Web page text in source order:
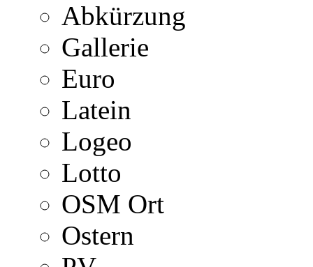
Abkürzung
Gallerie
Euro
Latein
Logeo
Lotto
OSM Ort
Ostern